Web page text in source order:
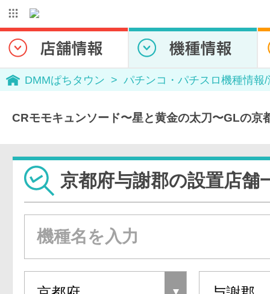
DMMぱちタウン パチンコ・パチスロ機種情報
CRモモキュンソード〜星と黄金の太刀〜GLの京
京都府与謝郡の設置店舗